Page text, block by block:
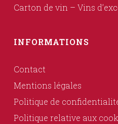
Carton de vin – Vins
INFORMATIONS
Contact
Mentions légales
Politique de
Politique relative aux